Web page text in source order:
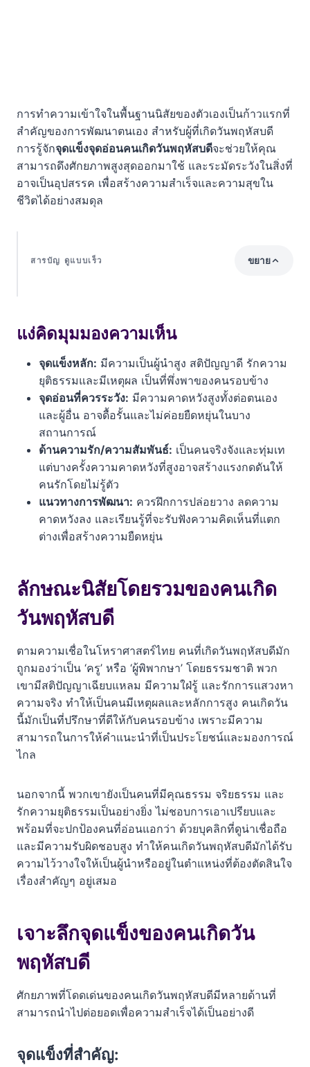
การทำความเข้าใจในพื้นฐานนิสัยของตัวเองเป็นก้าวแรกที่
สำคัญของการพัฒนาตนเอง สำหรับผู้ที่เกิดวันพฤหัสบดี
การรู้จักจุดแข็งจุดอ่อนคนเกิดวันพฤหัสบดีจะช่วยให้คุณ
สามารถดึงศักยภาพสูงสุดออกมาใช้ และระมัดระวังในสิ่งที่
อาจเป็นอุปสรรค เพื่อสร้างความสำเร็จและความสุขใน
ชีวิตได้อย่างสมดุล
สารบัญ ดูแบบเร็ว ขยาย
ลักษณะนิสัยโดยรวมของคนเกิดวันพฤหัสบดี
เจาะลึกจุดแข็งของคนเกิดวันพฤหัสบดี
จุดอ่อนที่คนเกิดวันพฤหัสบดีควรทำความเข้าใจ
แนวทางการพัฒนาตนเองและเสริมจุดแข็ง
โปรดใช้วิจารณญาณ
ดูเรื่องแนะนำเพิ่มเติม
คำถามที่พบบ่อย (FAQ)
คนเกิดวันพฤหัสบดีเหมาะกับงานแบบไหน?
ได้อย่างไร?
ในด้านความรัก คนเกิดวันพฤหัสบดีเป็นคนแบบไหน?
แง่คิดมุมมองความเห็น
จุดแข็งหลัก: มีความเป็นผู้นำสูง สติปัญญาดี รักความ
ยุติธรรมและมีเหตุผล เป็นที่พึ่งพาของคนรอบข้าง
จุดอ่อนที่ควรระวัง: มีความคาดหวังสูงทั้งต่อตนเอง
และผู้อื่น อาจดื้อรั้นและไม่ค่อยยืดหยุ่นในบาง
สถานการณ์
ด้านความรัก/ความสัมพันธ์: เป็นคนจริงจังและทุ่มเท
แต่บางครั้งความคาดหวังที่สูงอาจสร้างแรงกดดันให้
คนรักโดยไม่รู้ตัว
แนวทางการพัฒนา: ควรฝึกการปล่อยวาง ลดความ
คาดหวังลง และเรียนรู้ที่จะรับฟังความคิดเห็นที่แตก
ต่างเพื่อสร้างความยืดหยุ่น
ลักษณะนิสัยโดยรวมของคนเกิด
วันพฤหัสบดี
ตามความเชื่อในโหราศาสตร์ไทย คนที่เกิดวันพฤหัสบดีมัก
ถูกมองว่าเป็น ‘ครู’ หรือ ‘ผู้พิพากษา’ โดยธรรมชาติ พวก
เขามีสติปัญญาเฉียบแหลม มีความใฝ่รู้ และรักการแสวงหา
ความจริง ทำให้เป็นคนมีเหตุผลและหลักการสูง คนเกิดวัน
นี้มักเป็นที่ปรึกษาที่ดีให้กับคนรอบข้าง เพราะมีความ
สามารถในการให้คำแนะนำที่เป็นประโยชน์และมองการณ์
ไกล
นอกจากนี้ พวกเขายังเป็นคนที่มีคุณธรรม จริยธรรม และ
รักความยุติธรรมเป็นอย่างยิ่ง ไม่ชอบการเอาเปรียบและ
พร้อมที่จะปกป้องคนที่อ่อนแอกว่า ด้วยบุคลิกที่ดูน่าเชื่อถือ
และมีความรับผิดชอบสูง ทำให้คนเกิดวันพฤหัสบดีมักได้รับ
ความไว้วางใจให้เป็นผู้นำหรืออยู่ในตำแหน่งที่ต้องตัดสินใจ
เรื่องสำคัญๆ อยู่เสมอ
เจาะลึกจุดแข็งของคนเกิดวัน
พฤหัสบดี
ศักยภาพที่โดดเด่นของคนเกิดวันพฤหัสบดีมีหลายด้านที่
สามารถนำไปต่อยอดเพื่อความสำเร็จได้เป็นอย่างดี
จุดแข็งที่สำคัญ: